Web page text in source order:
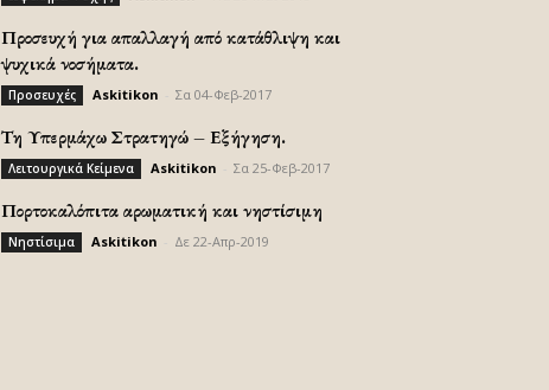
Προσευχή για απαλλαγή από κατάθλιψη και
ψυχικά νοσήματα.
Προσευχές Askitikon Σα 04-Φεβ-2017
Τη Υπερμάχω Στρατηγώ – Εξήγηση.
Λειτουργικά Κείμενα Askitikon Σα 25-Φεβ-2017
Πορτοκαλόπιτα αρωματική και νηστίσιμη
Νηστίσιμα Askitikon Δε 22-Απρ-2019